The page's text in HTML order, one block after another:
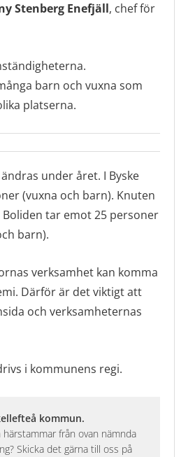
Stenberg Enefjäll, chef för
barn och vuxna som
platserna.
under året. I Byske
(vuxna och barn). Knuten
tar emot 25 personer
barn).
verksamhet kan komma
Därför är det viktigt att
och verksamheternas
i kommunens regi.
kommun.
från ovan nämnda
Skicka det gärna till oss på